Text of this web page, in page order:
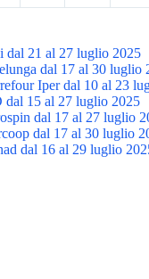
dal 21 al 27 luglio 2025
dal 17 al 30 luglio
Iper dal 10 al 23
dal 15 al 27 luglio 2025
dal 17 al 27 luglio
dal 17 al 30 luglio
dal 16 al 29 luglio